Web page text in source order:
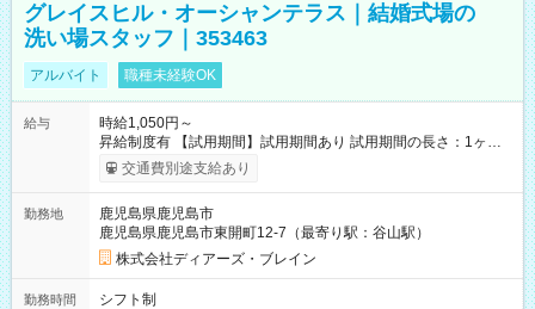
グレイスヒル・オーシャンテラス｜結婚式場の
洗い場スタッフ｜353463
アルバイト 職種未経験OK
給与
時給1,050円～
昇給制度有 【試用期間】試用期間あり 試用期間の長さ：1ヶ月
雇用形態、給与は本採用時と同じです。
交通費別途支給あり
勤務地
鹿児島県鹿児島市
鹿児島県鹿児島市東開町12-7（最寄り駅：谷山駅）
株式会社ディアーズ・ブレイン
勤務時間
シフト制